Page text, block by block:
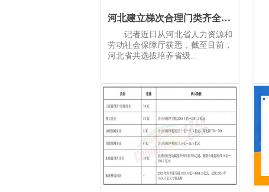
河北建立梯次合理门类齐全专家队伍
记者近日从河北省人力资源和
劳动社会保障厅获悉，截至目前，
河北省共选拔培养省级...